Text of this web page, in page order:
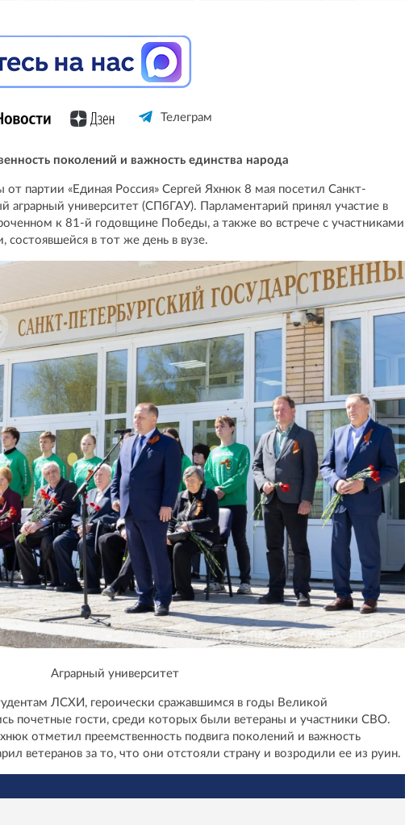
Телеграм
поколений и важность единства народа
от партии «Единая Россия» Сергей Яхнюк 8 мая посетил Санкт-
аграрный университет (СПбГАУ). Парламентарий принял участие в
к 81-й годовщине Победы, а также во встрече с участниками
состоявшейся в тот же день в вузе.
Аграрный университет
ЛСХИ, героически сражавшимся в годы Великой
почетные гости, среди которых были ветераны и участники СВО.
отметил преемственность подвига поколений и важность
ветеранов за то, что они отстояли страну и возродили ее из руин.